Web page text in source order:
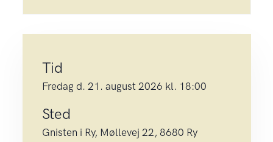
Tid
fredag d. 21. august 2026 kl. 18:00
Sted
Gnisten i Ry, Møllevej 22, 8680 Ry